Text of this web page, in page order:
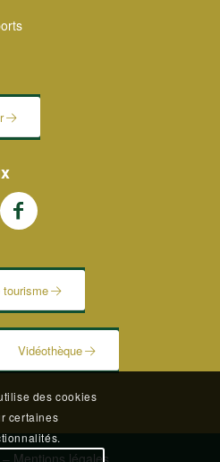
tourisme
Vidéothèque
des cookies
certaines